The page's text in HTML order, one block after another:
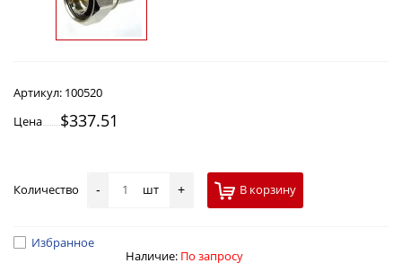
Артикул: 100520
Цена
$337.51
Количество - шт + В корзину
Избранное
Наличие: По запросу